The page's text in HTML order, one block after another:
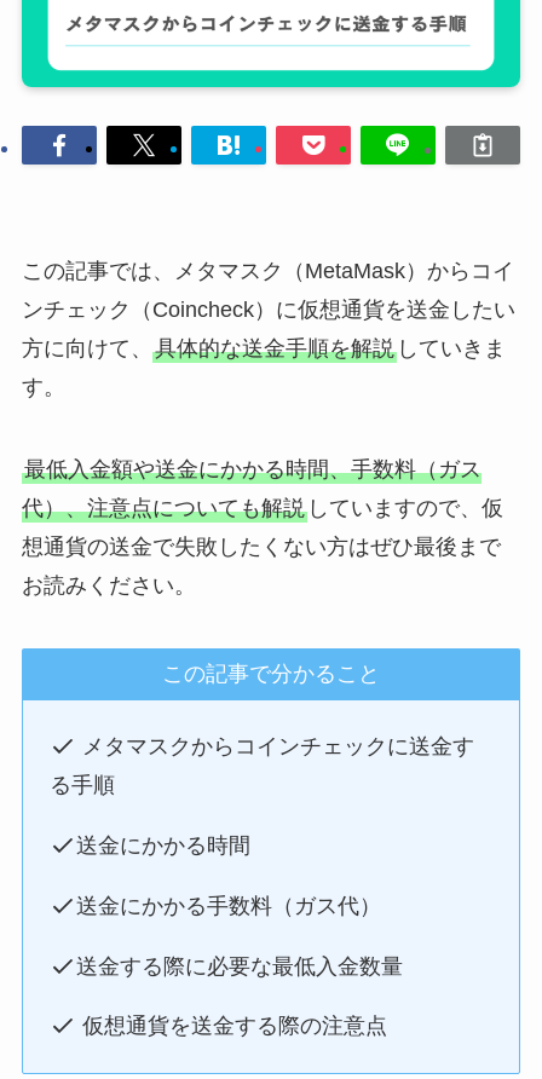
この記事では、メタマスク（MetaMask）からコイ
ンチェック（Coincheck）に仮想通貨を送金したい
方に向けて、 具体的な送金手順を解説していきま
す。
最低入金額や送金にかかる時間、手数料（ガス
代）、注意点についても解説していますので、仮
想通貨の送金で失敗したくない方はぜひ最後まで
お読みください。
この記事で分かること
メタマスクからコインチェックに送金す
る手順
送金にかかる時間
送金にかかる手数料（ガス代）
送金する際に必要な最低入金数量
仮想通貨を送金する際の注意点